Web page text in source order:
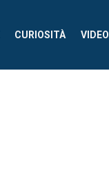
CURIOSITÀ VIDEO